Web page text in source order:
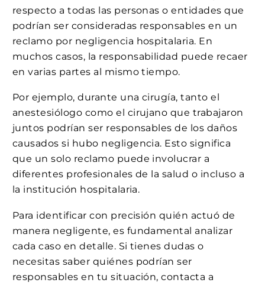
respecto a todas las personas o entidades que
podrían ser consideradas responsables en un
reclamo por negligencia hospitalaria. En
muchos casos, la responsabilidad puede recaer
en varias partes al mismo tiempo.
Por ejemplo, durante una cirugía, tanto el
anestesiólogo como el cirujano que trabajaron
juntos podrían ser responsables de los daños
causados si hubo negligencia. Esto significa
que un solo reclamo puede involucrar a
diferentes profesionales de la salud o incluso a
la institución hospitalaria.
Para identificar con precisión quién actuó de
manera negligente, es fundamental analizar
cada caso en detalle. Si tienes dudas o
necesitas saber quiénes podrían ser
responsables en tu situación, contacta a